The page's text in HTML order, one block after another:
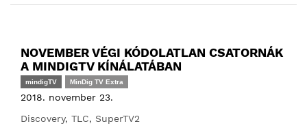
NOVEMBER VÉGI KÓDOLATLAN CSATORNÁK
A MINDIGTV KÍNÁLATÁBAN
mindigTV MinDig TV Extra
2018. november 23.
Discovery, TLC, SuperTV2